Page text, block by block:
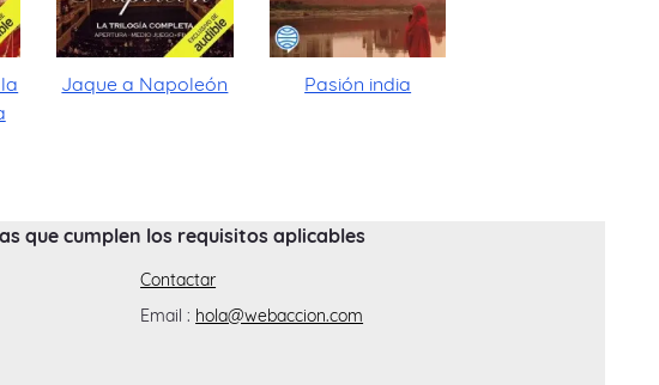
Jaque a Napoleón Pasión india
que cumplen los requisitos aplicables
Contactar
Email : hola@webaccion.com